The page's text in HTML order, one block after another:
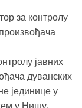
за контролу
јавних
дуванских
јединице у